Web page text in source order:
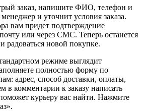
заказ, напишите ФИО, телефон и
и уточнит условия заказа.
вам придет подтверждение
или через СМС. Теперь останется
радоваться новой покупке.
режиме выглядит
полностью форму по
адрес, способ доставки, оплаты,
в комментарии к заказу написать
курьеру вас найти. Нажмите